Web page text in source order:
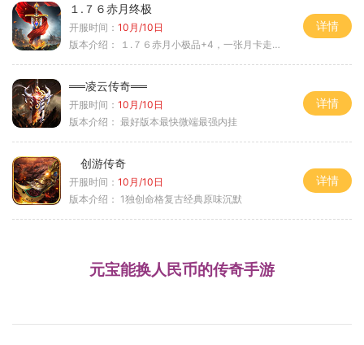
１.７６赤月终极
开服时间： 10月/10日
版本介绍：
１.７６赤月小极品+4，一张月卡走天涯c
详情
══凌云传奇══
开服时间： 10月/10日
版本介绍： 最好版本最快微端最强内挂
详情
创游传奇
开服时间： 10月/10日
版本介绍： 1独创命格复古经典原味沉默
详情
元宝能换人民币的传奇手游